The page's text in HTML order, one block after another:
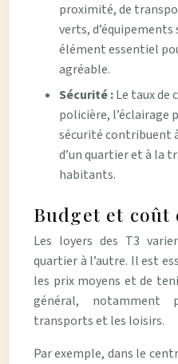
proximité, de
verts,
élément essentiel
agréable.
Sécurité :Le taux de
policière, l’éclairage
sécurité contribuent
d’un quartier et à la
habitants.
Budget et coût
Les loyers des T3
quartier à l’autre. Il est
les prix moyens et de
général, notamment
transports et les loisirs.
Par exemple, dans le